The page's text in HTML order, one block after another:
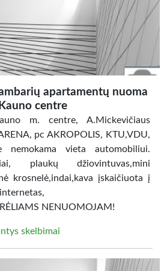
apartamentų nuoma
Kauno centre
m. centre, A.Mickevičiaus
pc AKROPOLIS, KTU,VDU,
nemokama vieta automobiliui.
plaukų džiovintuvas,mini
krosnelė,indai,kava įskaičiuota į
NENUOMOJAM!
skelbimai